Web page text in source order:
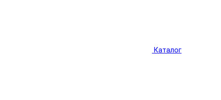
Каталог